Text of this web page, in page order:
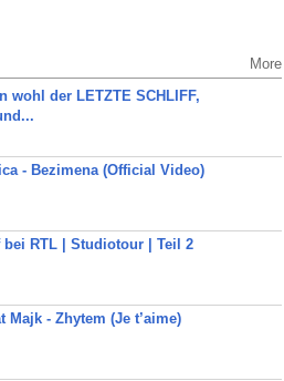
More
wohl der LETZTE SCHLIFF,
- Bezimena (Official Video)
RTL | Studiotour | Teil 2
Majk - Zhytem (Je t’aime)